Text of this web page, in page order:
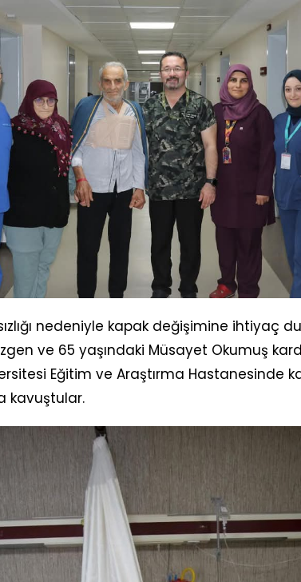
nedeniyle kapak değişimine ihtiyaç
ve 65 yaşındaki Müsayet Okumuş
Eğitim ve Araştırma Hastanesinde
kavuştular.